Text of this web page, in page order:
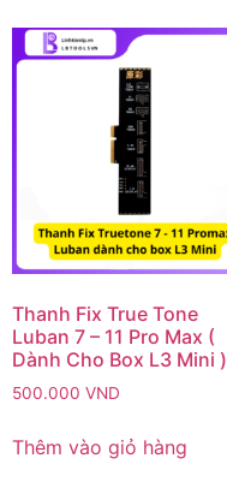
Thanh Fix True Tone
Luban 7 – 11 Pro Max (
Dành Cho Box L3 Mini )
500.000 VND
Thêm vào giỏ hàng